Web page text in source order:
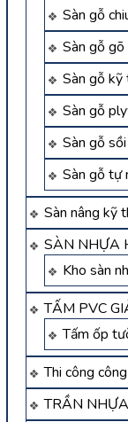
Sàn gỗ
Sàn gỗ
Sàn gỗ
Sàn gỗ
Sàn gỗ
Sàn gỗ tự
Sàn nâng kỹ
SÀN NHỰA
Kho sàn
TẤM PVC
Tấm ốp
Thi công
TRẦN